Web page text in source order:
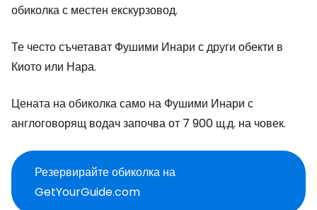
обиколка с местен екскурзовод.
Те често съчетават Фушими Инари с други обекти в
Киото или Нара.
Цената на обиколка само на Фушими Инари с
англоговорящ водач започва от 7 900 щ.д. на човек.
Резервирайте обиколка на
GetYourGuide.com